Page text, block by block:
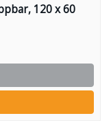
120 x 60